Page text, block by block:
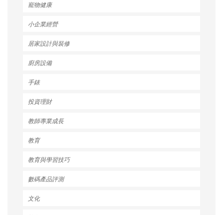
寵物健康
小企業經營
居家設計與裝修
廚房設備
手錶
投資理財
教師專業成長
教育
教育與學習技巧
數碼產品評測
文化